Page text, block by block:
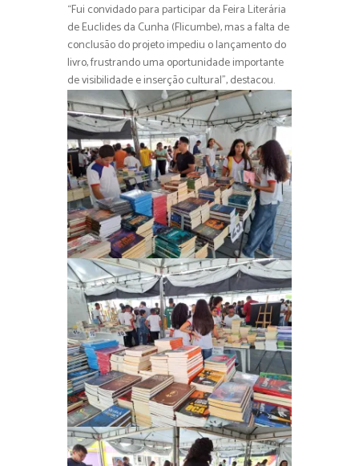
“Fui convidado para participar da Feira Literária
de Euclides da Cunha (Flicumbe), mas a falta de
conclusão do projeto impediu o lançamento do
livro, frustrando uma oportunidade importante
de visibilidade e inserção cultural”, destacou.